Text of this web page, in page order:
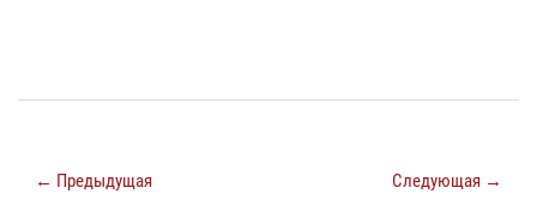
← Предыдущая Следующая →